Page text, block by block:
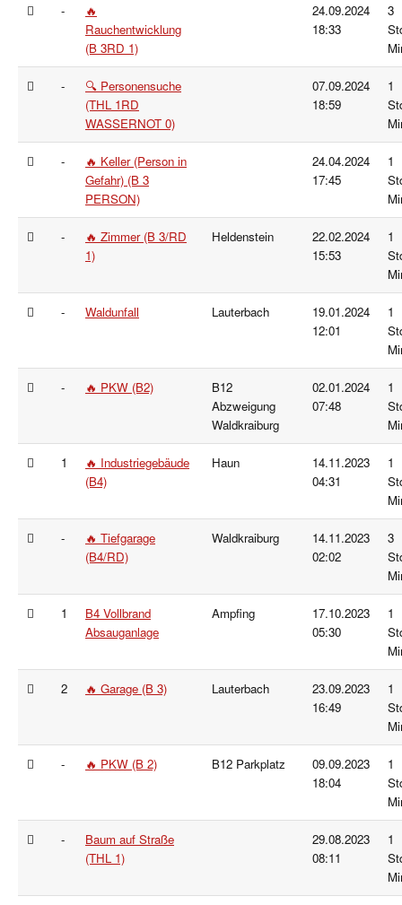
-
🔥
Rauchentwicklung
(B 3RD 1)
24.09.2024
18:33
3
-
🔍 Personensuche
(THL 1RD
WASSERNOT 0)
07.09.2024
18:59
1
-
🔥 Keller (Person in
Gefahr) (B 3
PERSON)
24.04.2024
17:45
1
-
🔥 Zimmer (B 3/RD
1)
Heldenstein
22.02.2024
15:53
1
- Waldunfall Lauterbach
19.01.2024
12:01
1
- 🔥 PKW (B2)
B12
Abzweigung
Waldkraiburg
02.01.2024
07:48
1
1
🔥 Industriegebäude
(B4)
Haun
14.11.2023
04:31
1
-
🔥 Tiefgarage
(B4/RD)
Waldkraiburg
14.11.2023
02:02
3
1
B4 Vollbrand
Absauganlage
Ampfing
17.10.2023
05:30
1
2 🔥 Garage (B 3) Lauterbach
23.09.2023
16:49
1
- 🔥 PKW (B 2) B12 Parkplatz
09.09.2023
18:04
1
-
Baum auf Straße
(THL 1)
29.08.2023
08:11
1